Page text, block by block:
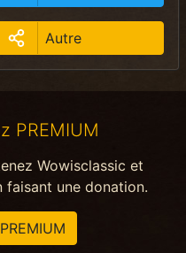
Autre
PREMIUM
Wowisclassic et
faisant une donation.